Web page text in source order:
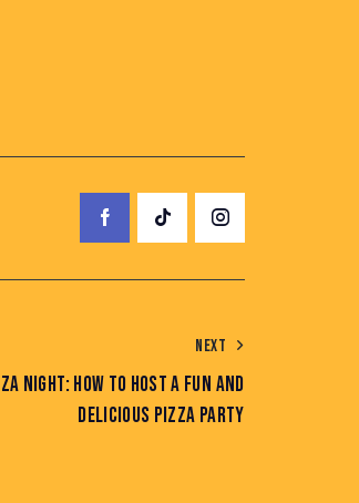
NEXT
NIGHT: HOW TO HOST A FUN AND
DELICIOUS PIZZA PARTY